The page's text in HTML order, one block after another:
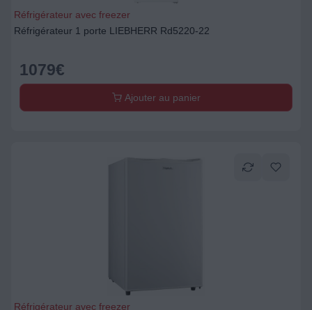
Réfrigérateur avec freezer
Réfrigérateur 1 porte LIEBHERR Rd5220-22
1079€
Ajouter au panier
Réfrigérateur avec freezer